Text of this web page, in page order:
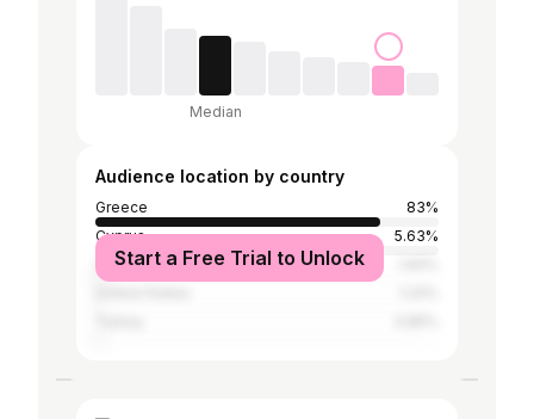
Median
Audience location by country
Greece
83%
Cyprus
5.63%
Germany
Start a Free Trial to Unlock